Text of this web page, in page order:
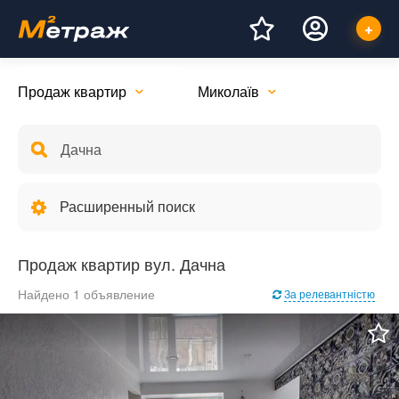
Продаж квартир Миколаїв
Расширенный поиск
Продаж квартир вул. Дачна
Найдено 1 объявление За релевантністю